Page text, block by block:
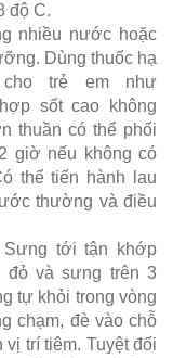
độ C.
nhiều nước hoặc
Dùng thuốc hạ
trẻ em như
sốt cao không
thuần có thể phối
giờ nếu không có
thể tiến hành lau
thường và điều
tới tận khớp
đỏ và sưng trên 3
tự khỏi trong vòng
chạm, đè vào chỗ
trí tiêm. Tuyệt đối